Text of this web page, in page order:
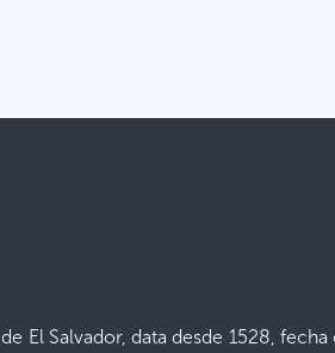
El Salvador, data desde 1528,